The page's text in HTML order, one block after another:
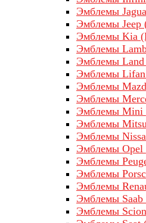
Эмблемы
Эмблемы
Эмблемы Kia
Эмблемы
Эмблемы Land
Эмблемы
Эмблемы
Эмблемы
Эмблемы
Эмблемы
Эмблемы
Эмблемы Opel
Эмблемы
Эмблемы
Эмблемы
Эмблемы Saab
Эмблемы